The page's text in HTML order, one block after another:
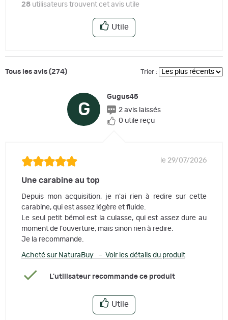
28 utilisateurs trouvent cet avis utile
Utile
Tous les avis (274) Trier :
G
Gugus45
2 avis laissés
0 utile reçu
le 29/07/2026
Une carabine au top
Depuis mon acquisition, je n'ai rien à redire sur cette
carabine, qui est assez légère et fluide.
Le seul petit bémol est la culasse, qui est assez dure au
moment de l'ouverture, mais sinon rien à redire.
Je la recommande.
Acheté sur NaturaBuy – Voir les détails du produit
L'utilisateur recommande ce produit
Utile